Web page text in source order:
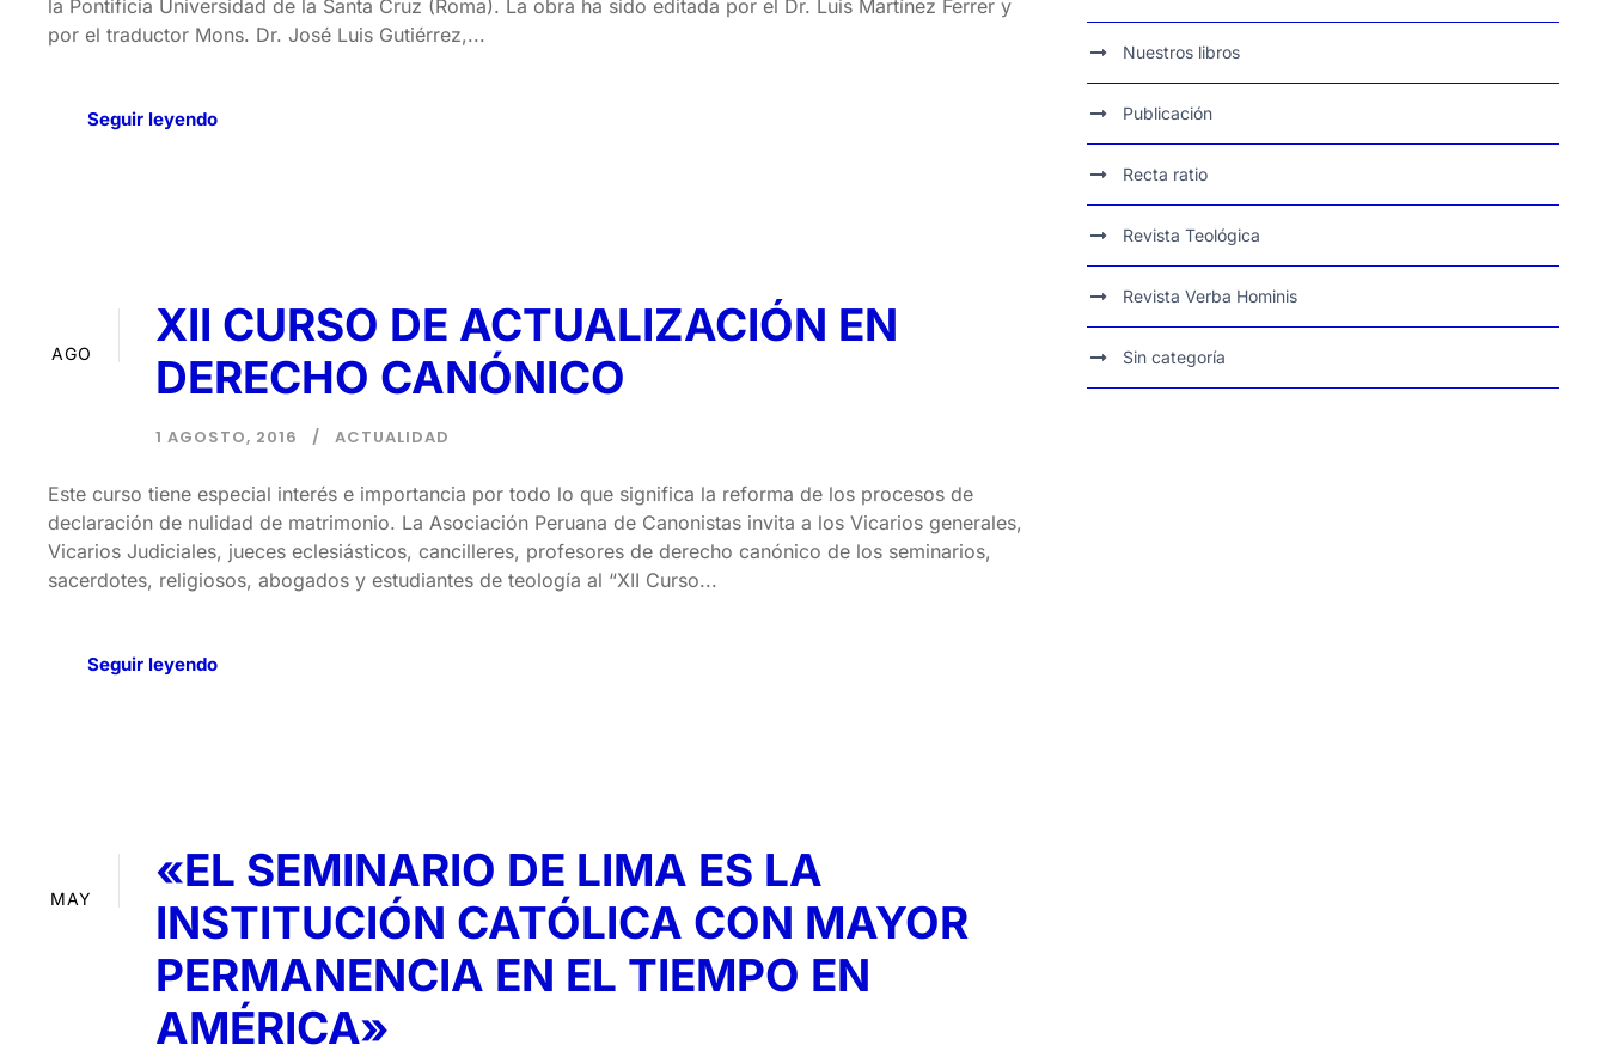
la Pontificia Universidad de la Santa Cruz (Roma). La obra ha sido editada por el Dr. Luis Martínez Ferrer y
por el traductor Mons. Dr. José Luis Gutiérrez,...
Seguir leyendo
AGO
XII CURSO DE ACTUALIZACIÓN EN
DERECHO CANÓNICO
1 AGOSTO, 2016 ACTUALIDAD
Este curso tiene especial interés e importancia por todo lo que significa la reforma de los procesos de
declaración de nulidad de matrimonio. La Asociación Peruana de Canonistas invita a los Vicarios generales,
Vicarios Judiciales, jueces eclesiásticos, cancilleres, profesores de derecho canónico de los seminarios,
sacerdotes, religiosos, abogados y estudiantes de teología al “XII Curso...
Seguir leyendo
MAY
«EL SEMINARIO DE LIMA ES LA
INSTITUCIÓN CATÓLICA CON MAYOR
PERMANENCIA EN EL TIEMPO EN
AMÉRICA»
Nuestros libros
Publicación
Recta ratio
Revista Teológica
Revista Verba Hominis
Sin categoría